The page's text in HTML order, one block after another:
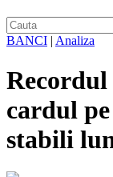
BANCI | Analiza
cardul
stabili